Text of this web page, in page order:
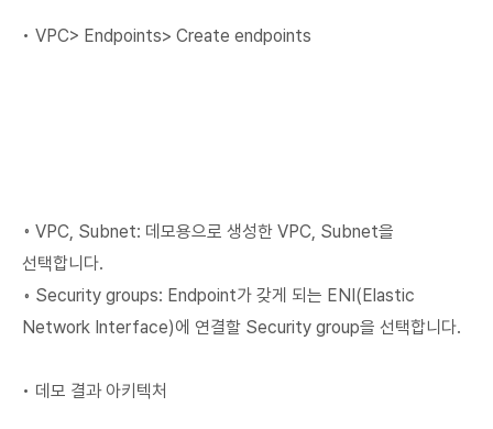
• VPC> Endpoints> Create endpoints
◦ VPC, Subnet: 데모용으로 생성한 VPC, Subnet을
선택합니다.
◦ Security groups: Endpoint가 갖게 되는 ENI(Elastic
Network Interface)에 연결할 Security group을 선택합니다.
• 데모 결과 아키텍처